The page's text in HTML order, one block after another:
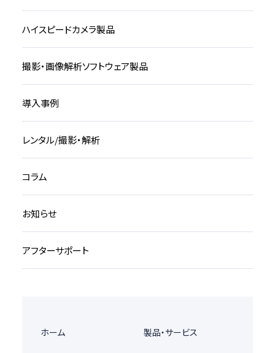
ハイスピードカメラ製品
撮影・画像解析ソフトウェア製品
導入事例
レンタル/撮影・解析
コラム
お知らせ
アフターサポート
ホーム 製品・サービス